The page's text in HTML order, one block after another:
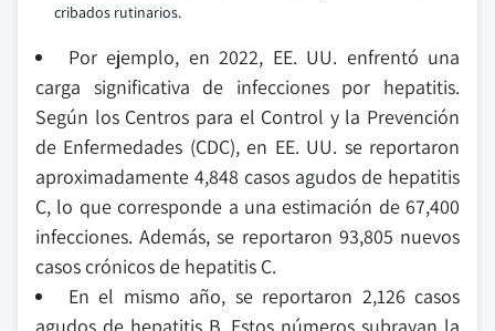
cribados rutinarios.
Por ejemplo, en 2022, EE. UU. enfrentó una
carga significativa de infecciones por hepatitis.
Según los Centros para el Control y la Prevención
de Enfermedades (CDC), en EE. UU. se reportaron
aproximadamente 4,848 casos agudos de hepatitis
C, lo que corresponde a una estimación de 67,400
infecciones. Además, se reportaron 93,805 nuevos
casos crónicos de hepatitis C.
En el mismo año, se reportaron 2,126 casos